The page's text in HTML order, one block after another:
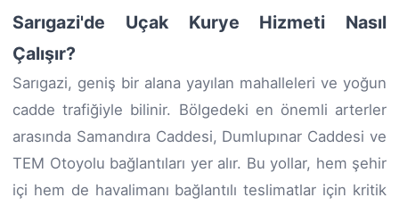
Sarıgazi'de Uçak Kurye Hizmeti Nasıl
Çalışır?
Sarıgazi, geniş bir alana yayılan mahalleleri ve yoğun
cadde trafiğiyle bilinir. Bölgedeki en önemli arterler
arasında Samandıra Caddesi, Dumlupınar Caddesi ve
TEM Otoyolu bağlantıları yer alır. Bu yollar, hem şehir
içi hem de havalimanı bağlantılı teslimatlar için kritik